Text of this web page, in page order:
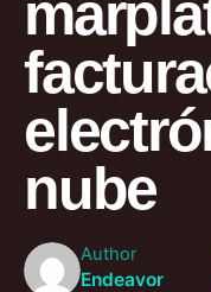
nube
Author
Endeavor